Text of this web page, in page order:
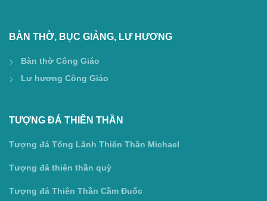
BÀN THỜ, BỤC GIẢNG, LƯ HƯƠNG
Bàn thờ Công Giáo
Lư hương Công Giáo
TƯỢNG ĐÁ THIÊN THẦN
Tượng đá Tổng Lãnh Thiên Thần Michael
Tượng đá thiên thần quỳ
Tượng đá Thiên Thần Cầm Đuốc